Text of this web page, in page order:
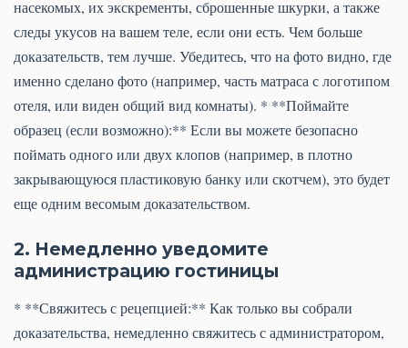
насекомых, их экскременты, сброшенные шкурки, а также
следы укусов на вашем теле, если они есть. Чем больше
доказательств, тем лучше. Убедитесь, что на фото видно, где
именно сделано фото (например, часть матраса с логотипом
отеля, или виден общий вид комнаты). * **Поймайте
образец (если возможно):** Если вы можете безопасно
поймать одного или двух клопов (например, в плотно
закрывающуюся пластиковую банку или скотчем), это будет
еще одним весомым доказательством.
2. Немедленно уведомите
администрацию гостиницы
* **Свяжитесь с рецепцией:** Как только вы собрали
доказательства, немедленно свяжитесь с администратором,